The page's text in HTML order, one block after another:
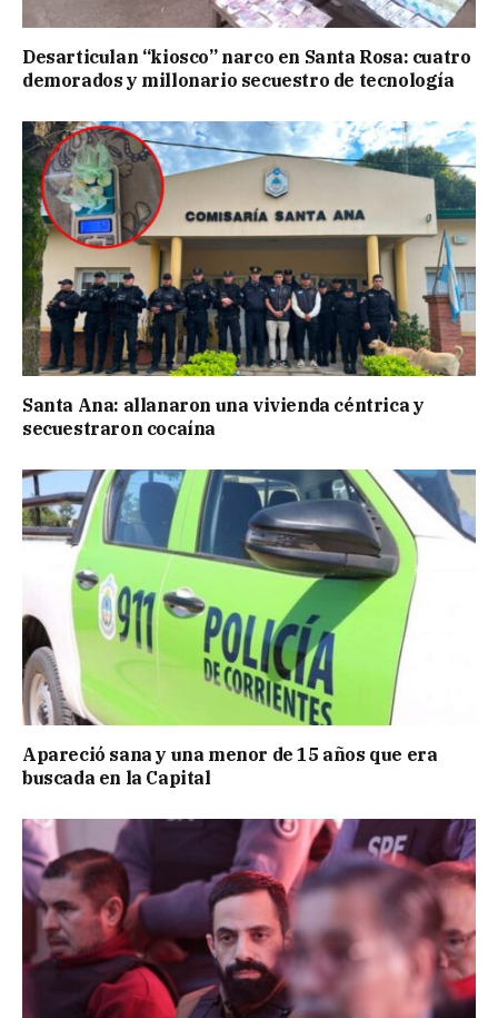
Desarticulan “kiosco” narco en Santa Rosa: cuatro
demorados y millonario secuestro de tecnología
Santa Ana: allanaron una vivienda céntrica y
secuestraron cocaína
Apareció sana y una menor de 15 años que era
buscada en la Capital